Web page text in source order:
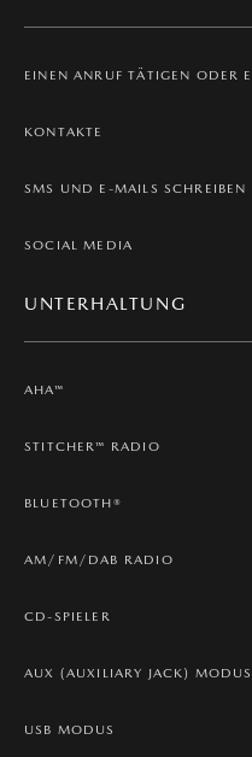
EINEN ANRUF TÄTIGEN ODER
KONTAKTE
SMS UND E-MAILS SCHREIBEN
SOCIAL MEDIA
UNTERHALTUNG
AHA™
STITCHER™ RADIO
BLUETOOTH®
AM/FM/DAB RADIO
CD-SPIELER
AUX (AUXILIARY JACK) MODUS
USB MODUS